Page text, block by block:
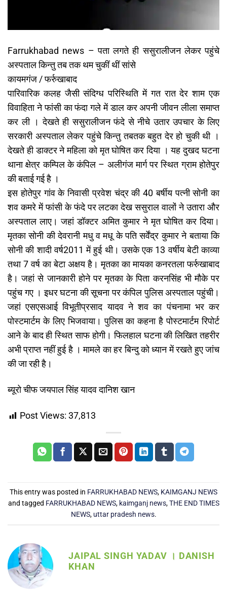
Farrukhabad news – पता लगते ही ससुरालीजन लेकर पहुंचे
अस्पताल किन्तु तब तक थम चुकीं थीं सांसे
कायमगंज / फर्रुखाबाद
पारिवारिक कलह जैसी संदिग्ध परिस्थिति में गत रात देर शाम एक
विवाहिता ने फांसी का फंदा गले में डाल कर अपनी जीवन लीला समाप्त
कर ली । देखते ही ससुरालीजन फंदे से नीचे उतार उपचार के लिए
सरकारी अस्पताल लेकर पहुंचे किन्तु तबतक बहुत देर हो चुकी थी ।
देखते ही डाक्टर ने महिला को मृत घोषित कर दिया । यह दुखद घटना
थाना क्षेत्र कम्पिल के कंपिल – अलीगंज मार्ग पर स्थित ग्राम होतेपुर
की बताई गई है ।
इस होतेपुर गांव के निवासी प्रवेश चंद्र की 40 बर्षीय पत्नी सोनी का
शव कमरे में फांसी के फंदे पर लटका देख ससुराल वालों ने उतारा और
अस्पताल लाए। जहां डॉक्टर अमित कुमार ने मृत घोषित कर दिया।
मृतका सोनी की देवरानी मधु व मधू के पति सर्वेंद्र कुमार ने बताया कि
सोनी की शादी वर्ष2011 में हुई थी। उसके एक 13 वर्षीय बेटी काव्या
तथा 7 वर्ष का बेटा अक्षय है। मृतका का मायका कनरतला फर्रुखाबाद
है। जहां से जानकारी होने पर मृतका के पिता करनसिंह भी मौके पर
पहुंच गए । इधर घटना की सूचना पर कंपिल पुलिस अस्पताल पहुंची।
जहां एसएसआई विभूतीप्रसाद यादव ने शव का पंचनामा भर कर
पोस्टमार्टम के लिए भिजवाया। पुलिस का कहना है पोस्टमार्टम रिपोर्ट
आने के बाद ही स्थित साफ होगी। फिलहाल घटना की लिखित तहरीर
अभी प्राप्त नहीं हुई है । मामले का हर बिन्दु को ध्यान में रखते हुए जांच
की जा रही है।
ब्यूरो चीफ जयपाल सिंह यादव दानिश खान
Post Views: 37,813
This entry was posted in FARRUKHABAD NEWS, KAIMGANJ NEWS
and tagged FARRUKHABAD NEWS, kaimganj news,THE END TIMES
NEWS, uttar pradesh news.
JAIPAL SINGH YADAV । DANISH
KHAN